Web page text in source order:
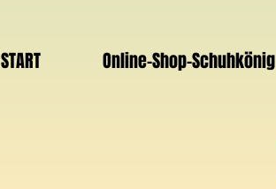
START Online-Shop-Schuhkönig